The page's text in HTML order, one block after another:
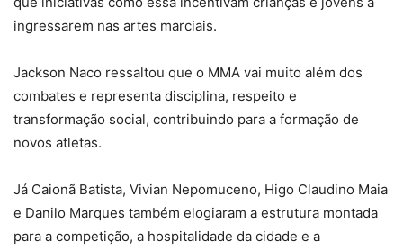
ingressarem nas artes marciais.
Jackson Naco ressaltou que o MMA vai muito além dos
combates e representa disciplina, respeito e
transformação social, contribuindo para a formação de
novos atletas.
Já Caionã Batista, Vivian Nepomuceno, Higo Claudino Maia
e Danilo Marques também elogiaram a estrutura montada
para a competição, a hospitalidade da cidade e a